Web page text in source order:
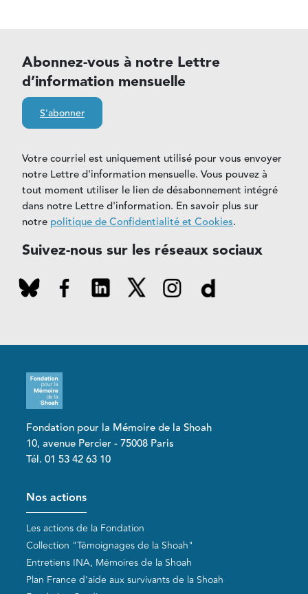
Abonnez-vous à notre Lettre
d’information mensuelle
S'abonner
Votre courriel est uniquement utilisé pour vous envoyer
notre Lettre d'information mensuelle. Vous pouvez à
tout moment utiliser le lien de désabonnement intégré
dans notre Lettre d'information. En savoir plus sur
notre politique de Confidentialité et Cookies.
Suivez-nous sur les réseaux sociaux
Fondation pour la Mémoire de la Shoah
10, avenue Percier - 75008 Paris
Tél. 01 53 42 63 10
Pied de page
Nos actions
Les actions de la Fondation
Collection "Témoignages de la Shoah"
Entretiens INA, Mémoires de la Shoah
Plan France d'aide aux survivants de la Shoah